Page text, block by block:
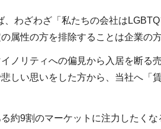
わざわざ「私たちの会社は
属性の方を排除することは企業の
ノリティへの偏見から入居を断る
しい思いをした方から、当社へ「
約9割のマーケットに注力したく